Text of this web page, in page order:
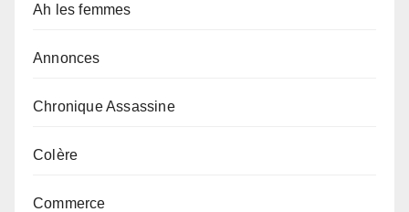
Ah les femmes
Annonces
Chronique Assassine
Colère
Commerce